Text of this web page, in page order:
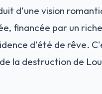
d'une vision
financée par un
d'été de rêve.
la destruction de